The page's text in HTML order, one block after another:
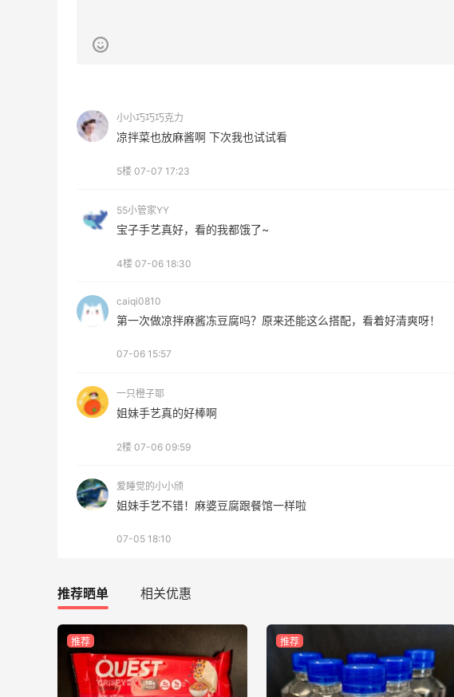
小小巧巧巧克力
凉拌菜也放麻酱啊 下次我也试试看
5楼 07-07 17:23
55小管家YY
宝子手艺真好，看的我都饿了~
4楼 07-06 18:30
caiqi0810
第一次做凉拌麻酱冻豆腐吗？原来还能这么搭配，看着好清爽呀！
07-06 15:57
一只橙子耶
姐妹手艺真的好棒啊
2楼 07-06 09:59
爱睡觉的小小颀
姐妹手艺不错！麻婆豆腐跟餐馆一样啦
07-05 18:10
推荐晒单 相关优惠
推荐 推荐
正价8折+部分送礼
BELK
Columbia Sportswear：夏季大促！哥伦
低至6折
Columbia Sportswear
Bloomingdales：美妆大促！入手 Dior、
满$200享8.5折优惠+部分送好礼
Bloomingdales
4%返利
Belly Bandit
42人获得返利
TIMEBEAM (US)
286人获得返利
RFM Denim
6%返利